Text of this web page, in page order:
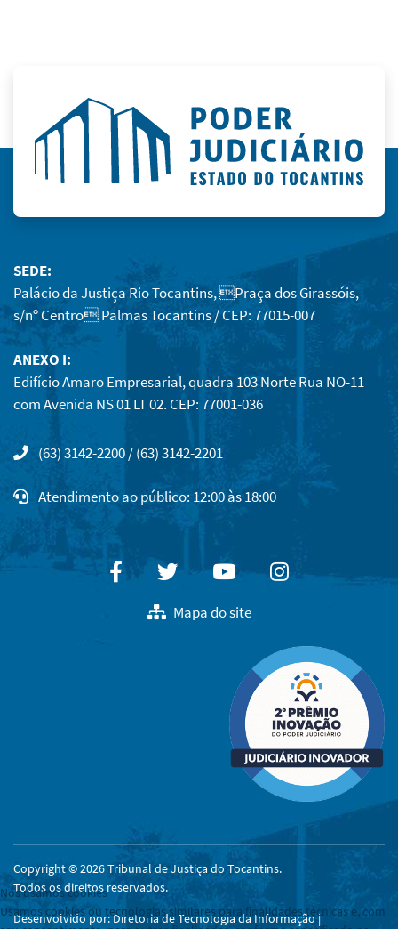
SEDE:
Palácio da Justiça Rio Tocantins, Praça dos Girassóis,
s/nº Centro Palmas Tocantins / CEP: 77015-007
ANEXO I:
Edifício Amaro Empresarial, quadra 103 Norte Rua NO-11
com Avenida NS 01 LT 02. CEP: 77001-036
(63) 3142-2200 / (63) 3142-2201
Atendimento ao público: 12:00 às 18:00
FacebookTwitterYoutubeInstagram
Mapa do site
Copyright © 2026 Tribunal de Justiça do Tocantins.
Todos os direitos reservados.
Desenvolvido por: Diretoria de Tecnologia da Informação |
Nós usamos cookies
Usamos cookies ou tecnologias similares para finalidades técnicas e, com